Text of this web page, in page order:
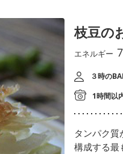
枝豆の
エネルギー
３時の
1時間以
タンパク
構成する最